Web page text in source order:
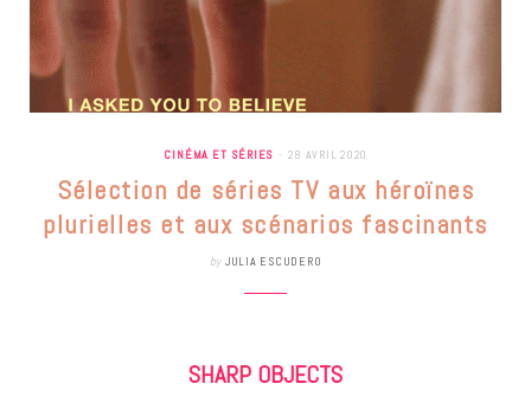
CINÉMA ET SÉRIES 28 AVRIL 2020
Sélection de séries TV aux héroïnes
plurielles et aux scénarios fascinants
by JULIA ESCUDERO
SHARP OBJECTS